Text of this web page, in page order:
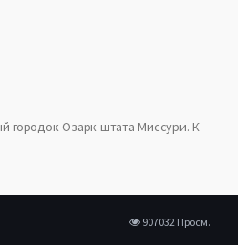
городок Озарк штата Миссури. К
907032 Просм.